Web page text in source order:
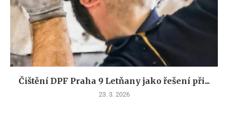
Čištění DPF Praha 9 Letňany jako řešení při...
23. 3. 2026